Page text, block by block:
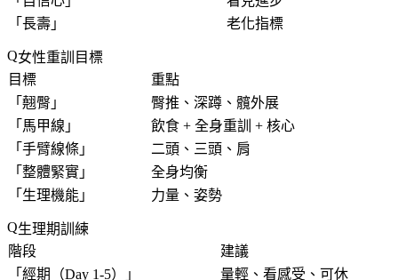
「 長壽 」 老化指標
女性重訓目標
目標
重點
「 翹臀 」
臀推、深蹲、髖外展
「 馬甲線 」
飲食 + 全身重訓 + 核心
「 手臂線條 」
二頭、三頭、肩
「 整體緊實 」
全身均衡
「 生理機能 」 力量、姿勢
生理期訓練
階段
建議
「 經期（Day 1-5） 」 量輕、看感受、可休